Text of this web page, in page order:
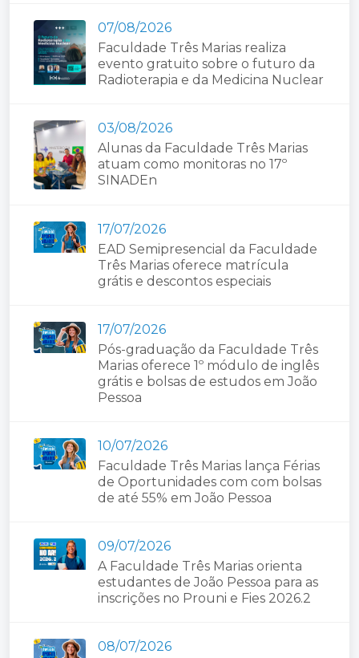
07/08/2026
Faculdade Três Marias realiza
evento gratuito sobre o futuro da
Radioterapia e da Medicina Nuclear
03/08/2026
Alunas da Faculdade Três Marias
atuam como monitoras no 17º
SINADEn
17/07/2026
EAD Semipresencial da Faculdade
Três Marias oferece matrícula
grátis e descontos especiais
17/07/2026
Pós-graduação da Faculdade Três
Marias oferece 1º módulo de inglês
grátis e bolsas de estudos em João
Pessoa
10/07/2026
Faculdade Três Marias lança Férias
de Oportunidades com com bolsas
de até 55% em João Pessoa
09/07/2026
A Faculdade Três Marias orienta
estudantes de João Pessoa para as
inscrições no Prouni e Fies 2026.2
08/07/2026